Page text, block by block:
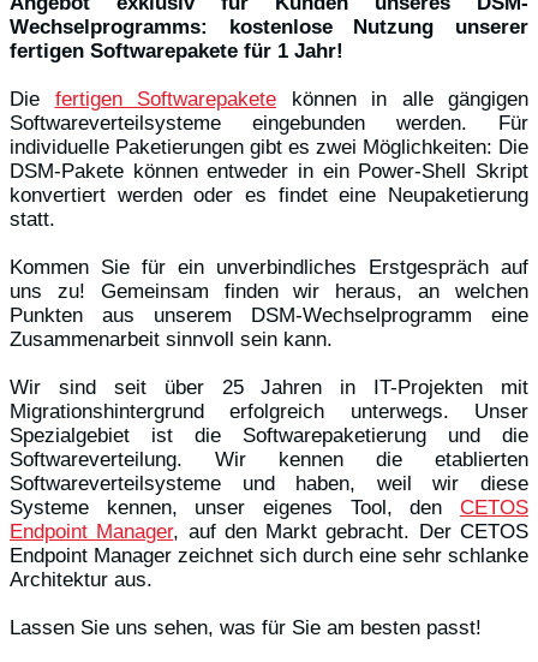
Wechselprogramms: kostenlose Nutzung unserer
fertigen Softwarepakete für 1 Jahr!
Die fertigen Softwarepakete können in alle gängigen
Softwareverteilsysteme eingebunden werden. Für
individuelle Paketierungen gibt es zwei Möglichkeiten: Die
DSM-Pakete können entweder in ein Power-Shell Skript
konvertiert werden oder es findet eine Neupaketierung
statt.
Kommen Sie für ein unverbindliches Erstgespräch auf
uns zu! Gemeinsam finden wir heraus, an welchen
Punkten aus unserem DSM-Wechselprogramm eine
Zusammenarbeit sinnvoll sein kann.
Wir sind seit über 25 Jahren in IT-Projekten mit
Migrationshintergrund erfolgreich unterwegs. Unser
Spezialgebiet ist die Softwarepaketierung und die
Softwareverteilung. Wir kennen die etablierten
Softwareverteilsysteme und haben, weil wir diese
Systeme kennen, unser eigenes Tool, den CETOS
Endpoint Manager, auf den Markt gebracht. Der CETOS
Endpoint Manager zeichnet sich durch eine sehr schlanke
Architektur aus.
Lassen Sie uns sehen, was für Sie am besten passt!